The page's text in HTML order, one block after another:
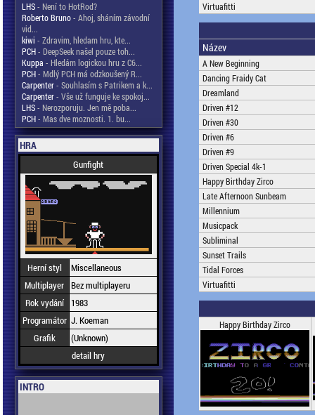
LHS- Není to HotRod?
Roberto Bruno- Ahoj, sháním závodní
vid...
kiwi - Zdravim, hledam hru, kte...
PCH- DeepSeek našel pouze toh...
Kuppa - Hledám logickou hru z C6...
PCH- Mdlý PCH má odzkoušený R...
Carpenter- Souhlasím s Patrikem a k...
Carpenter- Vše už funguje ke spokoj...
LHS- Nerozporuju. Jen mě poba...
PCH- Mas dve moznosti. 1. bu...
HRA
Gunfight
Herní styl
Miscellaneous
Multiplayer Bez multiplayeru
Rok vydání
1983
Programátor J. Koeman
Grafik
(Unknown)
detail hry
INTRO
Virtuafitti
Název
A New Beginning
Dancing Fraidy Cat
Dreamland
Driven #12
Driven #30
Driven #6
Driven #9
Driven Special 4k-1
Happy Birthday Zirco
Late Afternoon Sunbeam
Millennium
Musicpack
Subliminal
Sunset Trails
Tidal Forces
Virtuafitti
Happy Birthday Zirco